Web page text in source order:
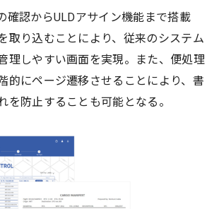
確認からULDアサイン機能まで搭載
取り込むことにより、従来のシステム
理しやすい画面を実現。​また、便処理
的にページ遷移させることにより、書
を防止することも可能となる。